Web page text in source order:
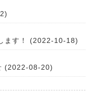
ます！ (2022-10-18)
(2022-08-20)